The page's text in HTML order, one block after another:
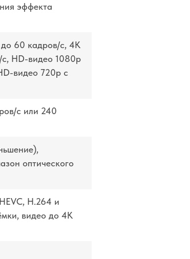
эффекта
60 кадров/ с, 4K
HD-видео 1080p
видео 720p с
с или 240
оптического
H.264 и
видео до 4K